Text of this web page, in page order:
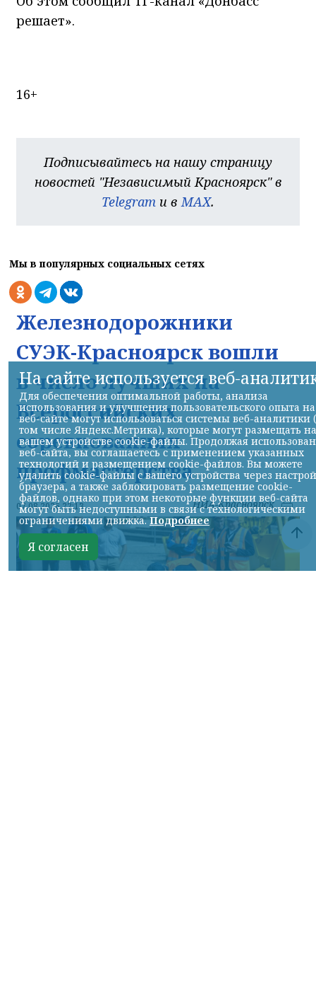
решает».
16+
Подписывайтесь на нашу страницу
новостей "Независимый Красноярск" в
Telegram и вMAX.
Мы в популярных социальных сетях
Железнодорожники
СУЭК-Красноярск вошли
в число лучших на
Всероссийских
соревнованиях
профмастерства
07.08.2026 22:13 НИА-Красноярск
На сайте используется веб-
Для обеспечения оптимальной работы, анализа
использования и улучшения пользовательского опыта на
веб-сайте могут использоваться системы веб-аналитики
том числе Яндекс.Метрика), которые могут размещать на
вашем устройстве cookie-файлы. Продолжая
веб-сайта, вы соглашаетесь с применением указанных
технологий и размещением cookie-файлов. Вы можете
удалить cookie-файлы с вашего устройства через
браузера, а также заблокировать размещение cookie-
файлов, однако при этом некоторые функции веб-сайта
могут быть недоступными в связи с технологическими
ограничениями движка.Подробнее
Я согласен